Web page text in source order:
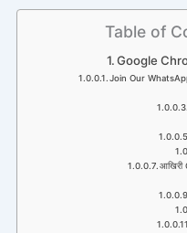
Skip
Table of
Google
Join Our
आखिरी